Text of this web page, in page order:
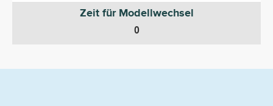
Zeit für Modellwechsel
0